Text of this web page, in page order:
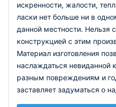
искренности, жалости,
ласки нет больше ни в
данной местности. Нельзя
конструкцией с этим
Материал изготовления
наслаждаться невиданной
разным повреждениям и
заставляет задуматься о